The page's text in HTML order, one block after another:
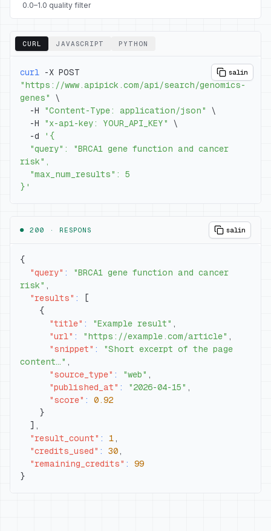
0.0–1.0 quality filter
CURL JAVASCRIPT PYTHON
salin
curl
"https://www.apipick.com/api/search/genomics-
genes"
\
  -H
"Content-Type: application/json"
\
  -H
"x-api-key: YOUR_API_KEY"
\
  -d
}'
● 200 · RESPONS salin
{
"query" :
"BRCA1 gene function and cancer
risk" ,
"results" :
[
{
"title" : "Example result" ,
"url" : "https://example.com/article" ,
"snippet" :
"Short excerpt of the page
content…" ,
"source_type" : "web" ,
"published_at" : "2026-04-15" ,
"score" :
0.92
}
] ,
"result_count" : 1 ,
"credits_used" : 30 ,
"remaining_credits" :
99
}